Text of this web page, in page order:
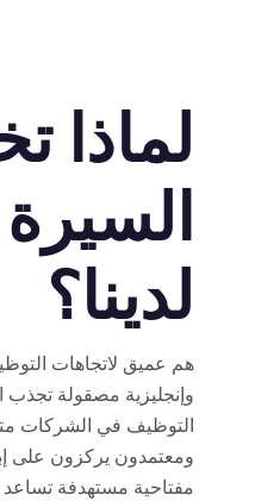
لماذا
لدينا؟
هم عميق لاتجاهات
وإنجليزية مصقولة تجذب
التوظيف في الشركات
ومعتمدون يركزون على
مفتاحية مستهدفة تساعد